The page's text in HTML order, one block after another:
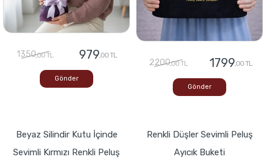
1350,00 TL 979,00 TL
Gönder
2200,00 TL 1799,00 TL
Gönder
Beyaz Silindir Kutu İçinde
Sevimli Kırmızı Renkli Peluş
Renkli Düşler Sevimli Peluş
Ayıcık Buketi